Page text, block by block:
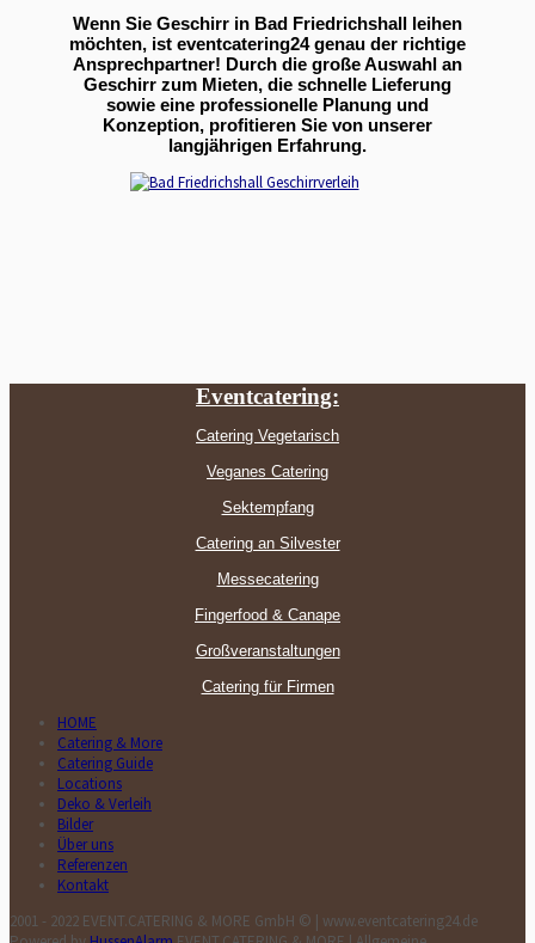
Wenn Sie Geschirr in Bad Friedrichshall leihen
möchten, ist eventcatering24 genau der richtige
Ansprechpartner! Durch die große Auswahl an
Geschirr zum Mieten, die schnelle Lieferung
sowie eine professionelle Planung und
Konzeption, profitieren Sie von unserer
langjährigen Erfahrung.
Eventcatering:
Catering Vegetarisch
Veganes Catering
Sektempfang
Catering an Silvester
Messecatering
Fingerfood & Canape
Großveranstaltungen
Catering für Firmen
HOME
Catering & More
Catering Guide
Locations
Deko & Verleih
Bilder
Über uns
Referenzen
Kontakt
2001 - 2022 EVENT.CATERING & MORE GmbH © | www.eventcatering24.de